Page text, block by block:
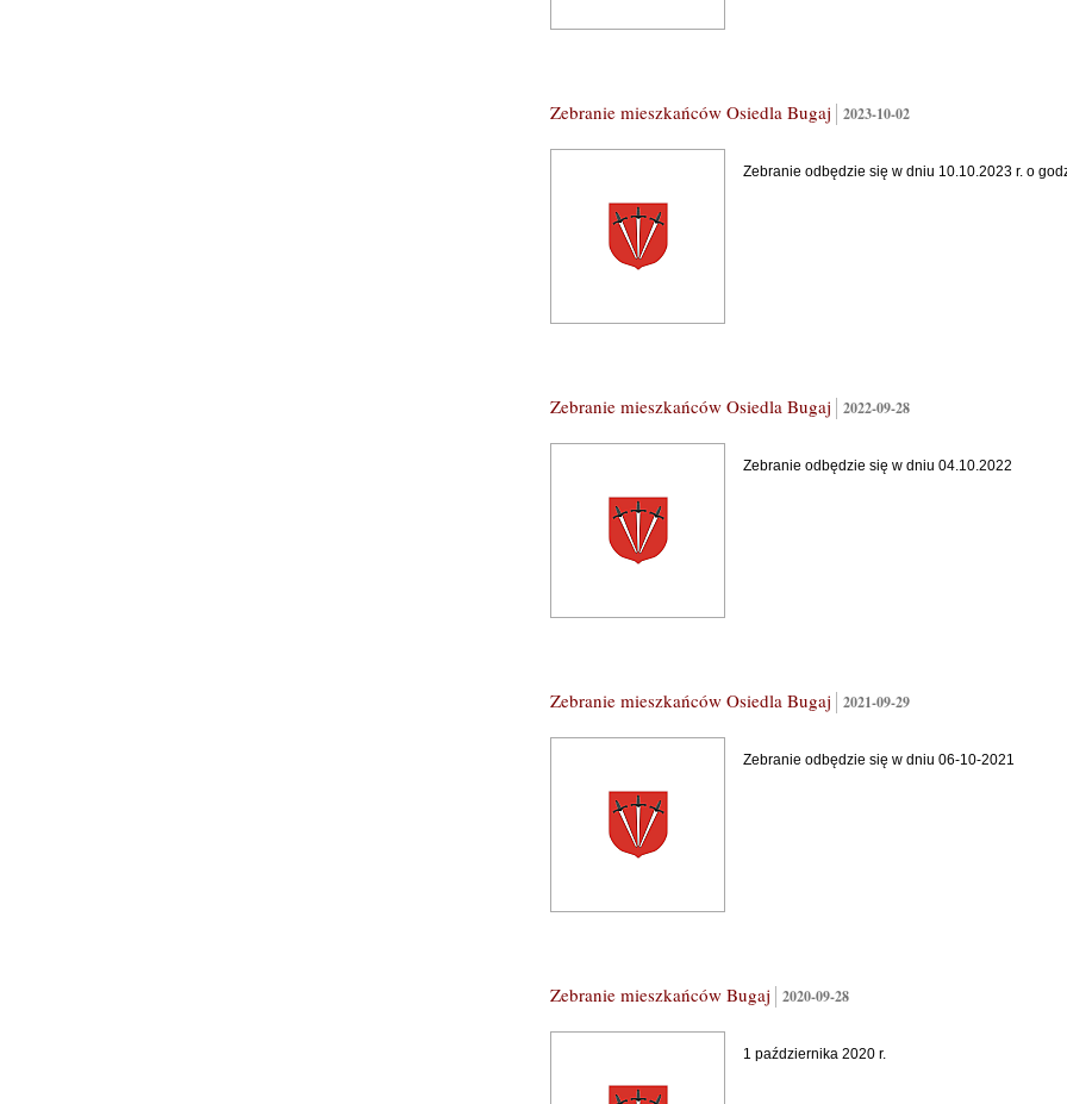
Zebranie mieszkańców Osiedla Bugaj 2023-10-02
Zebranie odbędzie się w dniu 10.10.2023 r. o
Zebranie mieszkańców Osiedla Bugaj 2022-09-28
Zebranie odbędzie się w dniu 04.10.2022
Zebranie mieszkańców Osiedla Bugaj 2021-09-29
Zebranie odbędzie się w dniu 06-10-2021
Zebranie mieszkańców Bugaj 2020-09-28
1 października 2020 r.